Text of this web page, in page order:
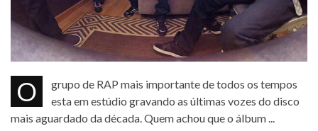
O grupo de RAP mais importante de todos os tempos
esta em estúdio gravando as últimas vozes do disco
mais aguardado da década. Quem achou que o álbum ...